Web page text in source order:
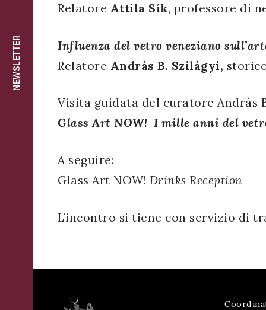
NEWSLETTER
Relatore Attila Sík, professore di
Influenza del vetro veneziano
Relatore András B. Szilágyi,
Visita guidata del curatore András
Glass Art NOW! I mille anni del
A seguire:
Glass Art NOW! Drinks Reception
L’incontro si tiene con servizio di